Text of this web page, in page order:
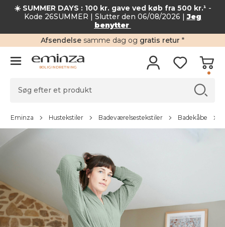
☀️ SUMMER DAYS : 100 kr. gave ved køb fra 500 kr.¹ -
Kode 26SUMMER | Slutter den 06/08/2026 |Jeg
benytter
Afsendelse samme dag og gratis retur *
BOLIGINDRETNING
Eminza Hustekstiler Badeværelsestekstiler Badekåbe